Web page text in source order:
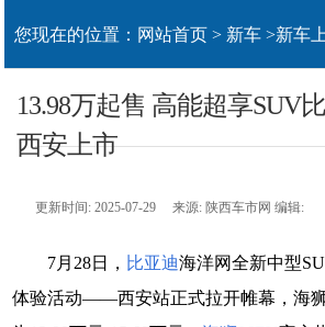
您现在的位置： 网站首页 > 新车 >新车
13.98万起售 高能超享SUV
西安上市
更新时间: 2025-07-29 来源: 陕西车市网 编辑:
7月28日， 比亚迪海洋网全新中型
体验活动——西安站正式拉开帷幕，海